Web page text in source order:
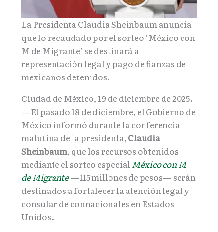
La Presidenta Claudia Sheinbaum anuncia
que lo recaudado por el sorteo ‘México con
M de Migrante’ se destinará a
representación legal y pago de fianzas de
mexicanos detenidos.
Ciudad de México, 19 de diciembre de 2025.
—El pasado 18 de diciembre, el Gobierno de
México informó durante la conferencia
matutina de la presidenta, Claudia
Sheinbaum, que los recursos obtenidos
mediante el sorteo especial México con M
de Migrante—115 millones de pesos— serán
destinados a fortalecer la atención legal y
consular de connacionales en Estados
Unidos.